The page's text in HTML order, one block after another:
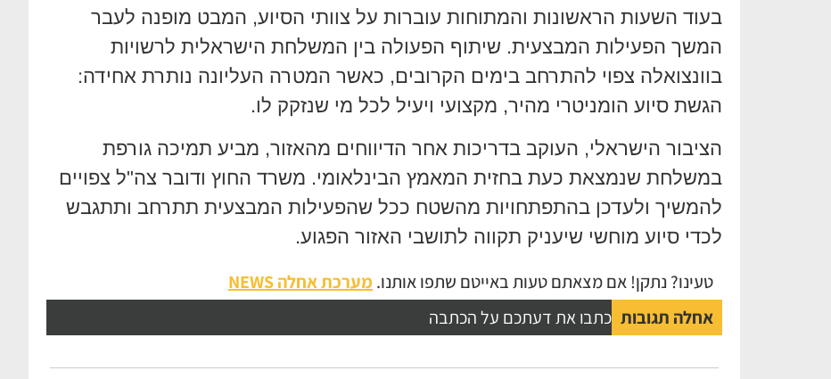
בעוד השעות הראשונות והמתוחות עוברות על צוותי הסיוע, המבט מופנה לעבר
המשך הפעילות המבצעית. שיתוף הפעולה בין המשלחת הישראלית לרשויות
בוונצואלה צפוי להתרחב בימים הקרובים, כאשר המטרה העליונה נותרת אחידה:
הגשת סיוע הומניטרי מהיר, מקצועי ויעיל לכל מי שנזקק לו.
הציבור הישראלי, העוקב בדריכות אחר הדיווחים מהאזור, מביע תמיכה גורפת
במשלחת שנמצאת כעת בחזית המאמץ הבינלאומי. משרד החוץ ודובר צה"ל צפויים
להמשיך ולעדכן בהתפתחויות מהשטח ככל שהפעילות המבצעית תתרחב ותתגבש
לכדי סיוע מוחשי שיעניק תקווה לתושבי האזור הפגוע.
טעינו? נתקן! אם מצאתם טעות באייטם שתפו אותנו. מערכת אחלה NEWS
אחלה תגובות כתבו את דעתכם על הכתבה